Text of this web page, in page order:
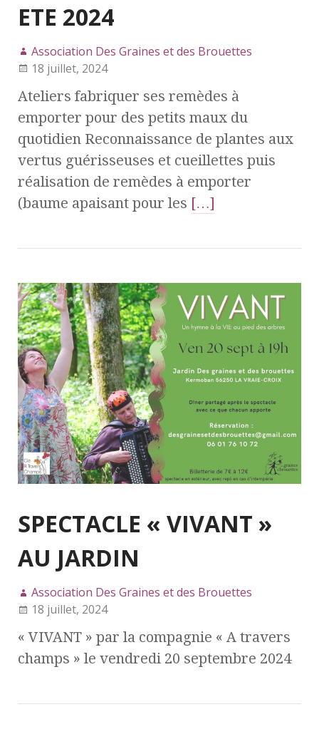
ETE 2024
Association Des Graines et des Brouettes
18 juillet, 2024
Ateliers fabriquer ses remèdes à
emporter pour des petits maux du
quotidien Reconnaissance de plantes aux
vertus guérisseuses et cueillettes puis
réalisation de remèdes à emporter
(baume apaisant pour les […]
SPECTACLE « VIVANT »
AU JARDIN
Association Des Graines et des Brouettes
18 juillet, 2024
« VIVANT » par la compagnie « A travers
champs » le vendredi 20 septembre 2024